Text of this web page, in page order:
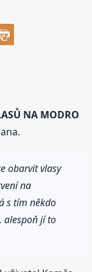
NA MODRO
obarvit vlasy
na
s tím někdo
alespoň jí to